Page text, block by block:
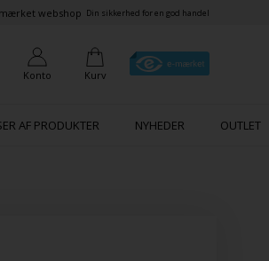
webshop Din sikkerhed for en god handel
Konto Kurv
AF PRODUKTER NYHEDER OUTLET